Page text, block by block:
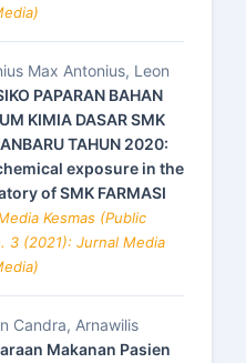
Max Antonius, Leon
PAPARAN BAHAN
KIMIA DASAR SMK
TAHUN 2020:
exposure in the
of SMK FARMASI
Kesmas (Public
3 (2021): Jurnal Media
Candra, Arnawilis
Makanan Pasien